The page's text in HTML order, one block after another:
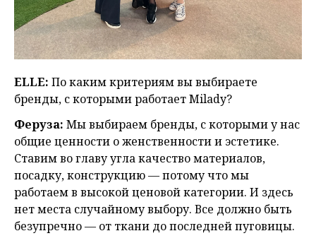
ЕLLE: По каким критериям вы выбираете
бренды, с которыми работает Milady?
Феруза: Мы выбираем бренды, с которыми у нас
общие ценности о женственности и эстетике.
Ставим во главу угла качество материалов,
посадку, конструкцию — потому что мы
работаем в высокой ценовой категории. И здесь
нет места случайному выбору. Все должно быть
безупречно — от ткани до последней пуговицы.